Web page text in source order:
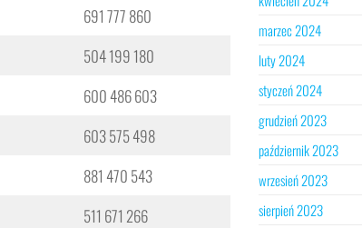
691 777 860
504 199 180
600 486 603
603 575 498
881 470 543
511 671 266
marzec 2024
luty 2024
styczeń 2024
grudzień 2023
październik 2023
wrzesień 2023
sierpień 2023